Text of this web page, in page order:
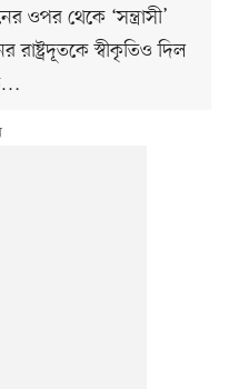
ওপর থেকে ‘সন্ত্রাসী’
স্বীকৃতিও দিল